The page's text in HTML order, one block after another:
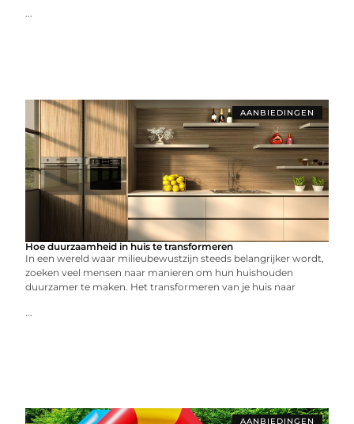
...
AANBIEDINGEN
Hoe duurzaamheid in huis te transformeren
In een wereld waar milieubewustzijn steeds belangrijker wordt,
zoeken veel mensen naar manieren om hun huishouden
duurzamer te maken. Het transformeren van je huis naar
...
AANBIEDINGEN